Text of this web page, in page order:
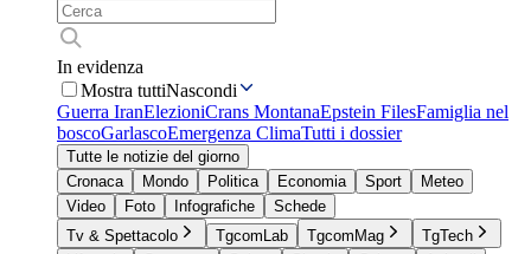
In evidenza
Mostra tuttiNascondi
Guerra IranElezioniCrans MontanaEpstein FilesFamiglia nel
boscoGarlascoEmergenza ClimaTutti i dossier
Tutte le notizie del giorno
Cronaca
Mondo Politica Economia Sport
Meteo
Video
Foto Infografiche
Schede
Tv & Spettacolo
TgcomLab TgcomMag
TgTech